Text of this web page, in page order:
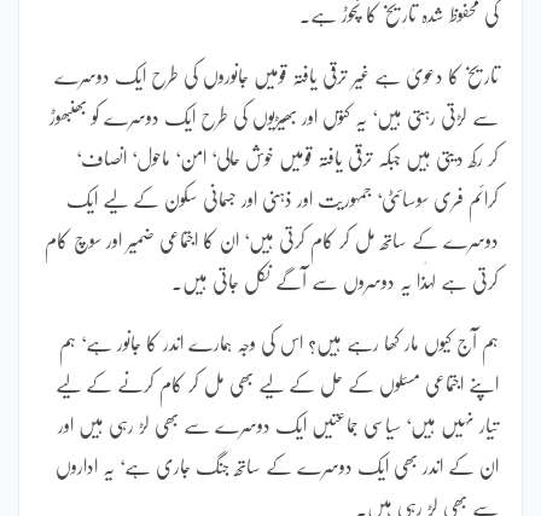
کی محفوظ شدہ تاریخ کا نچوڑ ہے۔
تاریخ کا دعویٰ ہے غیر ترقی یافتہ قومیں جانوروں کی طرح ایک دوسرے
سے لڑتی رہتی ہیں‘ یہ کتوں اور بھیڑیوں کی طرح ایک دوسرے کو بھنبھوڑ
کر رکھ دیتی ہیں جبکہ ترقی یافتہ قومیں خوش حالی‘ امن‘ ماحول‘ انصاف‘
کرائم فری سوسائٹی‘ جمہوریت اور ذہنی اور جسمانی سکون کے لیے ایک
دوسرے کے ساتھ مل کر کام کرتی ہیں‘ ان کا اجتماعی ضمیر اور سوچ کام
کرتی ہے لہٰذا یہ دوسروں سے آگے نکل جاتی ہیں۔
ہم آج کیوں مار کھا رہے ہیں؟ اس کی وجہ ہمارے اندر کا جانور ہے‘ ہم
اپنے اجتماعی مسئلوں کے حل کے لیے بھی مل کر کام کرنے کے لیے
تیار نہیں ہیں‘ سیاسی جماعتیں ایک دوسرے سے بھی لڑ رہی ہیں اور
ان کے اندر بھی ایک دوسرے کے ساتھ جنگ جاری ہے‘ یہ اداروں
سے بھی لڑ رہی ہیں۔